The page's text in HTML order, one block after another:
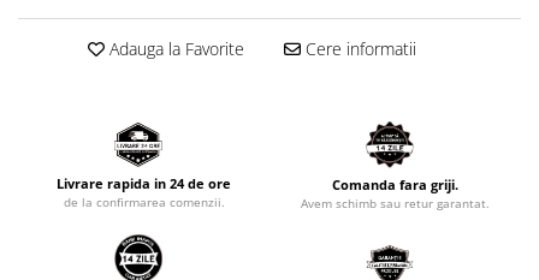
Adauga la Favorite Cere informatii
Livrare rapida in 24 de ore
de la confirmarea comenzii.
Comanda fara griji.
Avem schimb sau retur garantat.